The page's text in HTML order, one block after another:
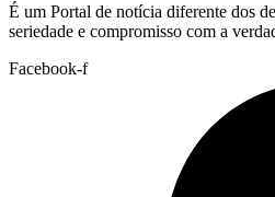
É um Portal de notícia diferente dos
seriedade e compromisso com a
Facebook-f